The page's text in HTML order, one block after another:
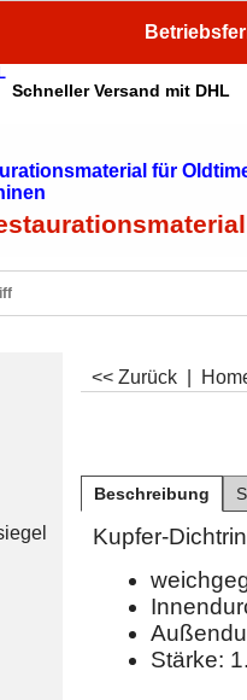
Schneller Versand mit DHL
<< Zurück
Beschreibung
Kupfer-
Stärke: